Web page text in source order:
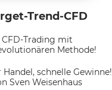
Trend-CFD
CFD-Trading mit
Methode!
Handel, schnelle Gewinne!
Sven Weisenhaus